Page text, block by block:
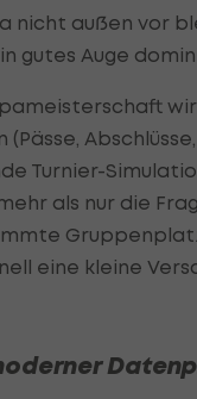
nicht außen vor
gutes Auge
Turnier-
als nur die
eine kleine